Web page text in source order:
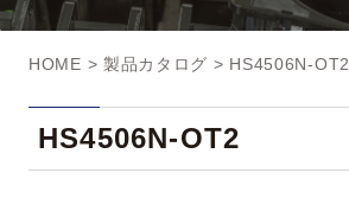
HOME > 製品カタログ > HS4506N-OT2
HS4506N-OT2